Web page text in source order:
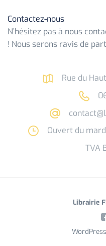
Contactez-nous
N’hésitez pas à nous
! Nous serons ravis de
Rue du
Ouvert du
TVA
Librairie